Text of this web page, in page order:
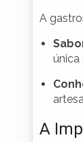
A
única
A